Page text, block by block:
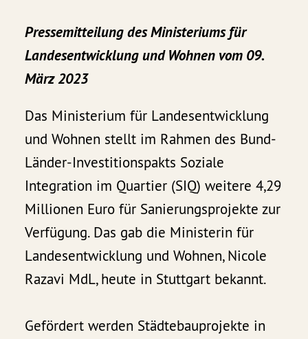
Pressemitteilung des Ministeriums für
Landesentwicklung und Wohnen vom 09.
März 2023
Das Ministerium für Landesentwicklung
und Wohnen stellt im Rahmen des Bund-
Länder-Investitionspakts Soziale
Integration im Quartier (SIQ) weitere 4,29
Millionen Euro für Sanierungsprojekte zur
Verfügung. Das gab die Ministerin für
Landesentwicklung und Wohnen, Nicole
Razavi MdL, heute in Stuttgart bekannt.
Gefördert werden Städtebauprojekte in